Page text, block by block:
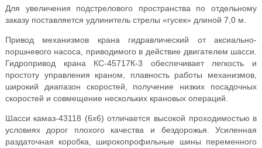
Для увеличения подстрелового пространства по отдельному
заказу поставляется удлинитель стрелы «гусек» длиной 7,0 м.
Привод механизмов крана гидравлический от аксиально-
поршневого насоса, приводимого в действие двигателем шасси.
Гидропривод крана КС-45717К-3 обеспечивает легкость и
простоту управления краном, плавность работы механизмов,
широкий диапазон скоростей, получение низких посадочных
скоростей и совмещение нескольких крановых операций.
Шасси камаз-43118 (6х6) отличается высокой проходимостью в
условиях дорог плохого качества и бездорожья. Усиленная
раздаточная коробка, широкопрофильные шины переменного